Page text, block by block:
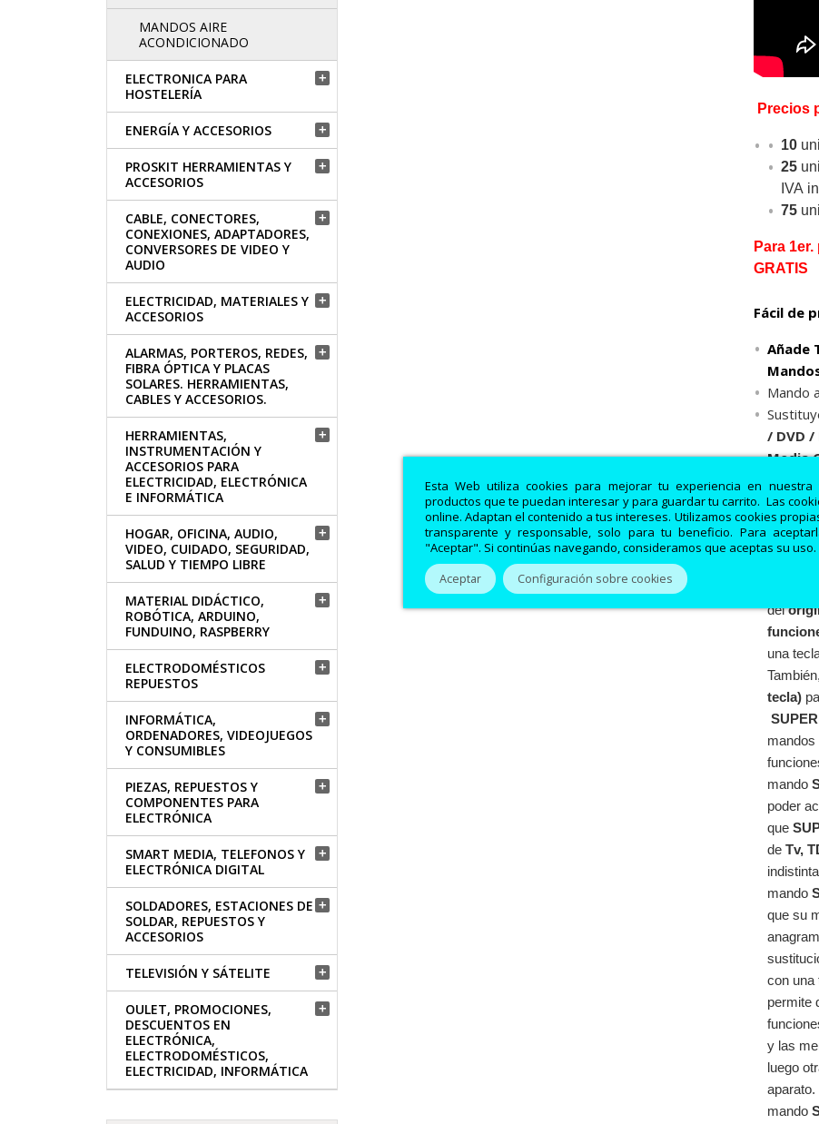
Esta Web utiliza cookies para mejorar tu experiencia en
productos que te puedan interesar y para guardar tu carrito. Las
online. Adaptan el contenido a tus intereses. Utilizamos cookies
transparente y responsable, solo para tu beneficio. Para
"Aceptar". Si continúas navegando, consideramos que aceptas su uso.
Aceptar Configuración sobre cookies
MANDOS AIRE
ACONDICIONADO
ELECTRONICA PARA
HOSTELERÍA

ENERGÍA Y ACCESORIOS 
PROSKIT HERRAMIENTAS Y
ACCESORIOS

CABLE, CONECTORES,
CONEXIONES, ADAPTADORES,
CONVERSORES DE VIDEO Y
AUDIO

ELECTRICIDAD, MATERIALES Y
ACCESORIOS

ALARMAS, PORTEROS, REDES,
FIBRA ÓPTICA Y PLACAS
SOLARES. HERRAMIENTAS,
CABLES Y ACCESORIOS.

HERRAMIENTAS,
INSTRUMENTACIÓN Y
ACCESORIOS PARA
ELECTRICIDAD, ELECTRÓNICA
E INFORMÁTICA

HOGAR, OFICINA, AUDIO,
VIDEO, CUIDADO, SEGURIDAD,
SALUD Y TIEMPO LIBRE

MATERIAL DIDÁCTICO,
ROBÓTICA, ARDUINO,
FUNDUINO, RASPBERRY

ELECTRODOMÉSTICOS
REPUESTOS

INFORMÁTICA,
ORDENADORES, VIDEOJUEGOS
Y CONSUMIBLES

PIEZAS, REPUESTOS Y
COMPONENTES PARA
ELECTRÓNICA

SMART MEDIA, TELEFONOS Y
ELECTRÓNICA DIGITAL

SOLDADORES, ESTACIONES DE
SOLDAR, REPUESTOS Y
ACCESORIOS

TELEVISIÓN Y SÁTELITE 
OULET, PROMOCIONES,
DESCUENTOS EN
ELECTRÓNICA,
ELECTRODOMÉSTICOS,
ELECTRICIDAD, INFORMÁTICA

Precios
10
25
IVA
75
Para
GRATIS
Fácil de
Añade
Mando
/ DVD
Media
Para la
de
Incluye
del
una
tecla)
mando
poder
que
de Tv,
mando
que su
con una
permite
y las
luego
mando